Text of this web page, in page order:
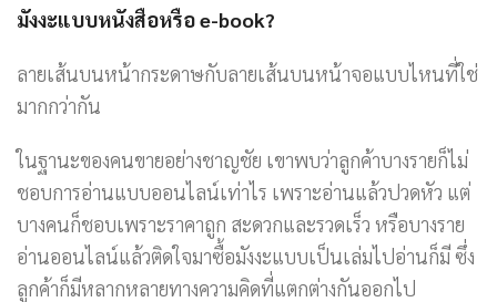
มังงะแบบหนังสือหรือe-book?
ลายเส้นบนหน้ากระดาษกับลายเส้นบนหน้าจอแบบไหนที่ใช่
มากกว่ากัน
ในฐานะของคนขายอย่างชาญชัย เขาพบว่าลูกค้าบางรายก็ไม่
ชอบการอ่านแบบออนไลน์เท่าไร เพราะอ่านแล้วปวดหัว แต่
บางคนก็ชอบเพราะราคาถูก สะดวกและรวดเร็ว หรือบางราย
อ่านออนไลน์แล้วติดใจมาซื้อมังงะแบบเป็นเล่มไปอ่านก็มี ซึ่ง
ลูกค้าก็มีหลากหลายทางความคิดที่แตกต่างกันออกไป